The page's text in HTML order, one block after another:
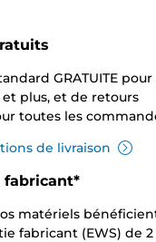
GRATUITE pour
plus, et de retours
toutes les
de livraison
fabricant*
matériels
fabricant (EWS) de 2